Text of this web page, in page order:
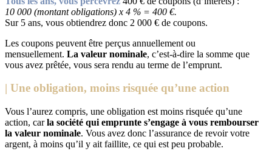
10 000 (montant obligations) x 4 % = 400 €.
Sur 5 ans, vous obtiendrez donc 2 000 € de coupons.
Les coupons peuvent être perçus annuellement ou
mensuellement. La valeur nominale, c’est-à-dire la somme que
vous avez prêtée, vous sera rendu au terme de l’emprunt.
| Une obligation, moins risquée qu’une action
Vous l’aurez compris, une obligation est moins risquée qu’une
action, carla société qui emprunte s’engage à vous rembourser
la valeur nominale. Vous avez donc l’assurance de revoir votre
argent, à moins qu’il y ait faillite, ce qui est peu probable.